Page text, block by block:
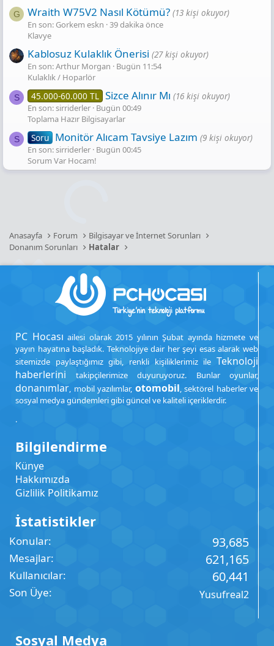
G Wraith W75V2 Nasıl Kötümü? (13 kişi okuyor)
En son: Gorkem eskn 39 dakika önce
Klavye
Kablosuz Kulaklık Önerisi (27 kişi okuyor)
En son: Arthur Morgan
Bugün 11:54
Kulaklık / Hoparlör
S 45.000-60.000 TL Sizce Alınır Mı (16 kişi okuyor)
En son: sirriderler Bugün 00:49
Toplama Hazır Bilgisayarlar
S Soru Monitör Alıcam Tavsiye Lazım (9 kişi okuyor)
En son: sirriderler Bugün 00:45
Sorum Var Hocam!
Anasayfa Forum
Bilgisayar ve İnternet Sorunları
Donanım Sorunları
Hatalar
PC Hocası ailesi olarak 2015 yılının Şubat ayında hizmete ve
yayın hayatına başladık. Teknolojiye dair her şeyi esas alarak web
sitemizde paylaştığımız gibi, renkli kişiliklerimiz ile Teknoloji
haberlerini takipçilerimize duyuruyoruz. Bunlar oyunlar,
donanımlar, mobil yazılımlar, otomobil, sektörel haberler ve
sosyal medya gündemleri gibi güncel ve kaliteli içeriklerdir.
.
Bilgilendirme
Künye
Hakkımızda
Gizlilik Politikamız
İstatistikler
Konular 93,685
Mesajlar 621,165
Kullanıcılar 60,441
Son Üye Yusufreal2
Sosyal Medya